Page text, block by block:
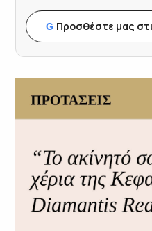
G Προσθέστε μας